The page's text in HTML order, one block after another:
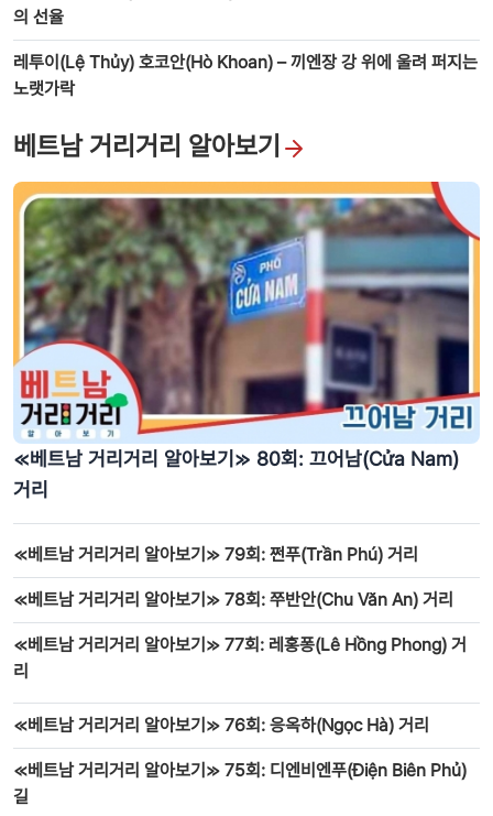
의 선율
레투이(Lệ Thủy) 호코안(Hò Khoan) – 끼엔장 강 위에 울려 퍼지는
노랫가락
베트남 거리거리 알아보기
≪베트남 거리거리 알아보기≫ 80회: 끄어남(Cửa Nam)
거리
≪베트남 거리거리 알아보기≫ 79회: 쩐푸(Trần Phú) 거리
≪베트남 거리거리 알아보기≫ 78회: 쭈반안(Chu Văn An) 거리
≪베트남 거리거리 알아보기≫ 77회: 레홍퐁(Lê Hồng Phong) 거
리
≪베트남 거리거리 알아보기≫ 76회: 응옥하(Ngọc Hà) 거리
≪베트남 거리거리 알아보기≫ 75회: 디엔비엔푸(Điện Biên Phủ)
길